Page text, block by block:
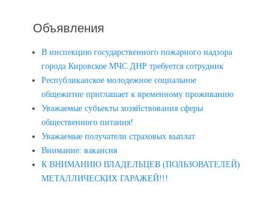
Объявления
В инспекцию государственного пожарного надзора
города Кировское МЧС ДНР требуется сотрудник
Республиканское молодежное социальное
общежитие приглашает к временному проживанию
Уважаемые субъекты хозяйствования сферы
общественного питания!
Уважаемые получатели страховых выплат
Внимание: вакансия
К ВНИМАНИЮ ВЛАДЕЛЬЦЕВ (ПОЛЬЗОВАТЕЛЕЙ)
МЕТАЛЛИЧЕСКИХ ГАРАЖЕЙ!!!